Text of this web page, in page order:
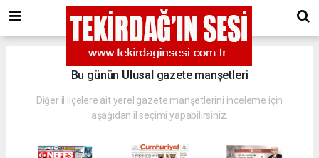
Bu günün Ulusalgazete manşetleri
Diğer il ilçelere ait yerel gazete manşetlerini inceleme için
aşağıdan il seçimi yapabilirsiniz.